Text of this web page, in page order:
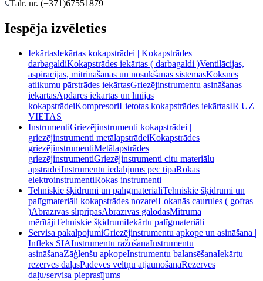
Tālr. nr. (+371)67551879
Iespēja izvēleties
IekārtasIekārtas kokapstrādei | Kokapstrādes
darbagaldiKokapstrādes iekārtas ( darbagaldi )Ventilācijas,
aspirācijas, mitrināšanas un nosūkšanas sistēmasKoksnes
atlikumu pārstrādes iekārtasGriezējinstrumentu asināšanas
iekārtasApdares iekārtas un līnijas
kokapstrādeiKompresoriLietotas kokapstrādes iekārtasIR UZ
VIETAS
InstrumentiGriezējinstrumenti kokapstrādei |
griezējinstrumenti metālapstrādeiKokapstrādes
griezējinstrumentiMetālapstrādes
griezējinstrumentiGriezējinstrumenti citu materiālu
apstrādeiInstrumentu iedalījums pēc tipaRokas
elektroinstrumentiRokas instrumenti
Tehniskie šķidrumi un palīgmateriāliTehniskie šķidrumi un
palīgmateriāli kokapstrādes nozareiLokanās caurules ( gofras
)Abrazīvās slīpripasAbrazīvās galodasMitruma
mērītājiTehniskie šķidrumiIekārtu palīgmateriāli
Servisa pakalpojumiGriezējinstrumentu apkope un asināšana |
Infleks SIAInstrumentu ražošanaInstrumentu
asināšanaZāģlenšu apkopeInstrumentu balansēšanaIekārtu
rezerves daļasPadeves veltņu atjaunošanaRezerves
daļu/servisa pieprasījums